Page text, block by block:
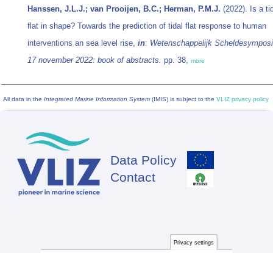
Hanssen, J.L.J.; van Prooijen, B.C.; Herman, P.M.J. (2022). Is a
flat in shape? Towards the prediction of tidal flat response to human
interventions an sea level rise, in: Wetenschappelijk
17 november 2022: book of abstracts. pp. 38, more
All data in the Integrated Marine Information System (IMIS) is subject to the VLIZ privacy policy
Footer
Data Policy
Contact
Privacy settings